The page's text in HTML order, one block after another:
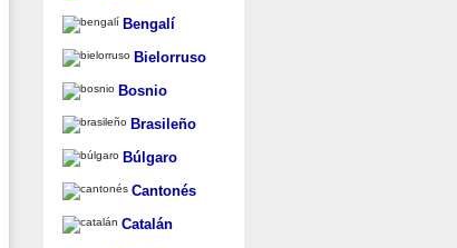
Bengalí
Bielorruso
Bosnio
Brasileño
Búlgaro
Cantonés
Catalán